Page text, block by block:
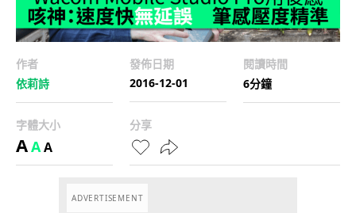
作者
依莉詩
發佈日期
2016-12-01
閱讀時間
6分鐘
字體大小
AAA
分享
ADVERTISEMENT